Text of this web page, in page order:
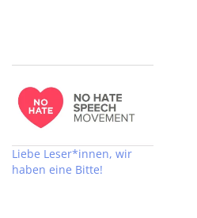
Liebe Leser*innen, wir
haben eine Bitte!